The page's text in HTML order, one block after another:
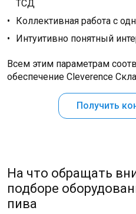
ТСД
Коллективная работа с
Интуитивно понятный
Всем этим параметрам
обеспечение Cleverence
Получить
На что обращать
подборе
пива